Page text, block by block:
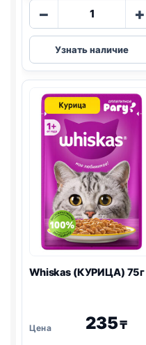
−
Количество
Whiskas
(КУРИЦА)
в
75г
+
Узнать наличие
Whiskas (КУРИЦА) 75г
235₸